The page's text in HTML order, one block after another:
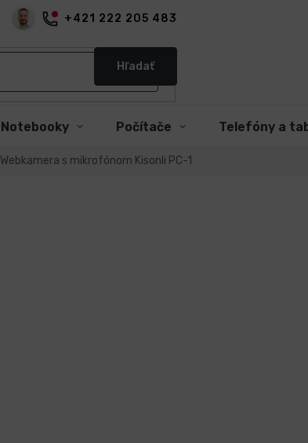
+421 222 205 483
Hľadať
Notebooky Počítače Telefóny a
Webkamera s mikrofónom Kisonli PC-1